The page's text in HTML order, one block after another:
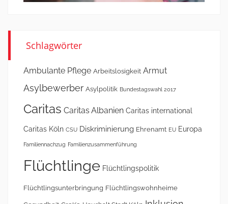
Schlagwörter
Ambulante Pflege Arbeitslosigkeit Armut
Asylbewerber Asylpolitik Bundestagswahl 2017
Caritas Caritas Albanien Caritas international
Caritas Köln CSU Diskriminierung Ehrenamt EU Europa
Familiennachzug Familienzusammenführung
Flüchtlinge Flüchtlingspolitik
Flüchtlingsunterbringung Flüchtlingswohnheime